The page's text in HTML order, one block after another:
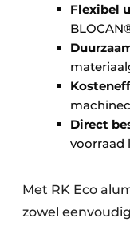
Flexibel
Direct
voorraad
Met RK Eco
zowel